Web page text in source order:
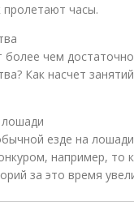
пролетают часы.
более чем
Как насчет
лошади
езде на
например, то
за это время